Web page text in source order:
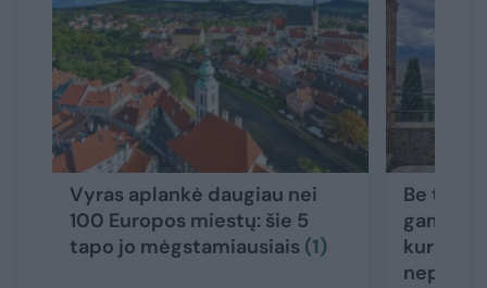
Vyras aplankė daugiau nei
100 Europos miestų: šie 5
tapo jo mėgstamiausiais (1)
Be
gamta:
kuris